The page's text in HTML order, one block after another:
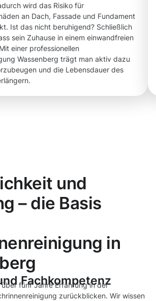
wird das Risiko für
an Dach, Fassade und Fundament
Ist das nicht beruhigend? Schließlich
sein Zuhause in einem einwandfreien
einer professionellen
Wassenberg trägt man aktiv dazu
und die Lebensdauer des
und
– die Basis
in
Fachkompetenz
fünf Jahre Erfahrung in der
zurückblicken. Wir wissen